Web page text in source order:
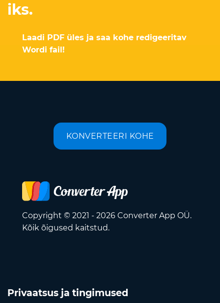
iks.
Laadi PDF üles ja saa kohe redigeeritav
Wordi fail!
KONVERTEERI KOHE
Copyright © 2021 - 2026 Converter App OÜ.
Kõik õigused kaitstud.
Privaatsus ja tingimused